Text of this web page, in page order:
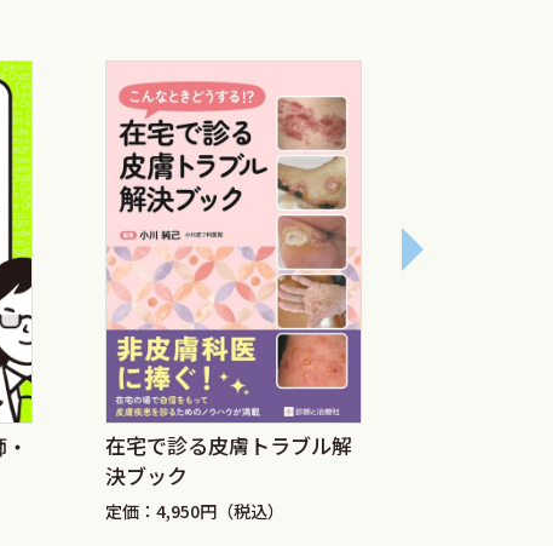
ドテキストブックも知らなかったの
た解説で，結局のところ疫学の初学者
り，単著あるいは少人数の執筆で統一
し，産業疫学と地域保健を専門分野と自
っていった．とはいえ，留学中に出会っ
書き始めては中途半端に推敲を繰り返し
て決意を新たにすることになった．その
会生涯教育シリーズ93『環境による健
化から数えると優に数年は経過して，
筆にあたって最も苦労したのは実は序
かったことによる．それを乗り越える
の執筆のためにあらためて読み直した
在宅で診る皮膚トラブル解
決ブック
定価：4,950円（税込）